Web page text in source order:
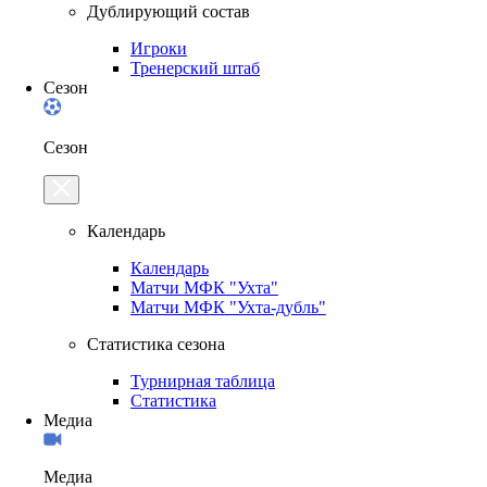
Дублирующий состав
Игроки
Тренерский штаб
Сезон
Сезон
Календарь
Календарь
Матчи МФК "Ухта"
Матчи МФК "Ухта-дубль"
Статистика сезона
Турнирная таблица
Статистика
Медиа
Медиа